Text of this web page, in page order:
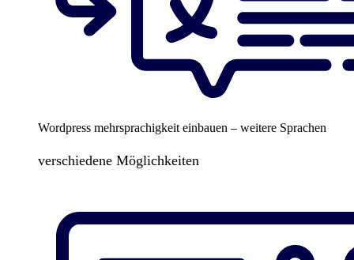
Wordpress mehrsprachigkeit einbauen – weitere Sprachen
verschiedene Möglichkeiten